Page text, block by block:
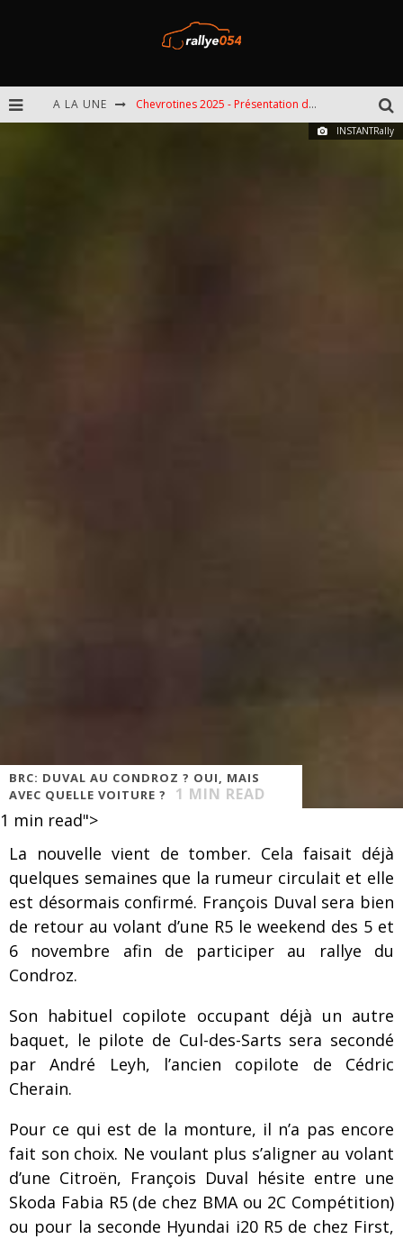
A LA UNE Chevrotines 2025 - Présentation de l'épreuve
EBR 2025 - Présentation de l'épreuve
INSTANTRally
BRC: DUVAL AU CONDROZ ? OUI, MAIS
AVEC QUELLE VOITURE ?
1 MIN READ
1 min read">
La nouvelle vient de tomber. Cela faisait déjà
quelques semaines que la rumeur circulait et elle
est désormais confirmé. François Duval sera bien
de retour au volant d’une R5 le weekend des 5 et
6 novembre afin de participer au rallye du
Condroz.
Son habituel copilote occupant déjà un autre
baquet, le pilote de Cul-des-Sarts sera secondé
par André Leyh, l’ancien copilote de Cédric
Cherain.
Pour ce qui est de la monture, il n’a pas encore
fait son choix. Ne voulant plus s’aligner au volant
d’une Citroën, François Duval hésite entre une
Skoda Fabia R5 (de chez BMA ou 2C Compétition)
ou pour la seconde Hyundai i20 R5 de chez First,